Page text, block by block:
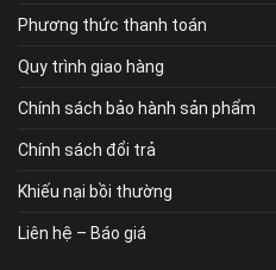
Phương thức thanh toán
Quy trình giao hàng
Chính sách bảo hành sản phẩm
Chính sách đổi trả
Khiếu nại bồi thường
Liên hệ – Báo giá